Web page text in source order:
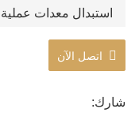
استبدال معدات عملية
اتصل الآن
شارك: